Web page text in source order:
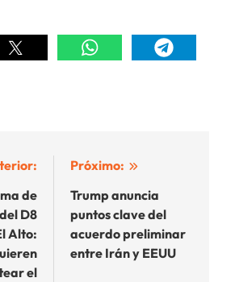
de
D8
Alto:
el
Próximo:
Trump anuncia
puntos clave del
acuerdo preliminar
entre Irán y EEUU